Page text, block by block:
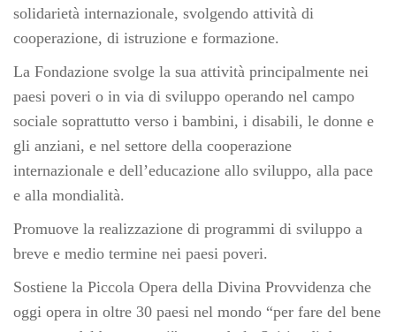
solidarietà internazionale, svolgendo attività di
cooperazione, di istruzione e formazione.
La Fondazione svolge la sua attività principalmente nei
paesi poveri o in via di sviluppo operando nel campo
sociale soprattutto verso i bambini, i disabili, le donne e
gli anziani, e nel settore della cooperazione
internazionale e dell’educazione allo sviluppo, alla pace
e alla mondialità.
Promuove la realizzazione di programmi di sviluppo a
breve e medio termine nei paesi poveri.
Sostiene la Piccola Opera della Divina Provvidenza che
oggi opera in oltre 30 paesi nel mondo “per fare del bene